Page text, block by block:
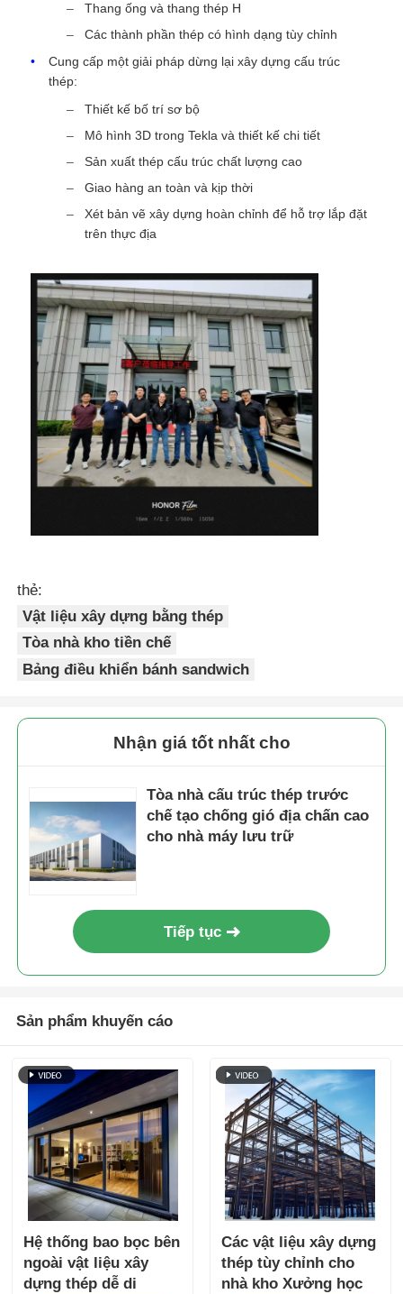
Thang ống và thang thép H
Các thành phần thép có hình dạng tùy chỉnh
Cung cấp một giải pháp dừng lại xây dựng cấu trúc
thép:
Thiết kế bố trí sơ bộ
Mô hình 3D trong Tekla và thiết kế chi tiết
Sản xuất thép cấu trúc chất lượng cao
Giao hàng an toàn và kịp thời
Xét bản vẽ xây dựng hoàn chỉnh để hỗ trợ lắp đặt
trên thực địa
thẻ:
Vật liệu xây dựng bằng thép
Tòa nhà kho tiền chế
Bảng điều khiển bánh sandwich
Nhận giá tốt nhất cho
Tòa nhà cấu trúc thép trước
chế tạo chống gió địa chấn cao
cho nhà máy lưu trữ
Tiếp tục
Sản phẩm khuyến cáo
Hệ thống bao bọc bên
ngoài vật liệu xây
dựng thép dễ di
Các vật liệu xây dựng
thép tùy chỉnh cho
nhà kho Xưởng học